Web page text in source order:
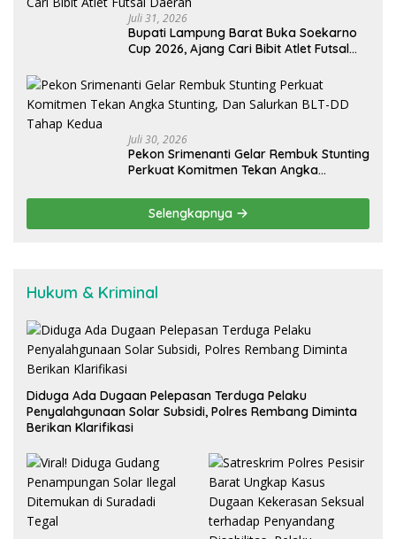
Juli 31, 2026
Bupati Lampung Barat Buka Soekarno
Cup 2026, Ajang Cari Bibit Atlet Futsal
Juli 30, 2026
Pekon Srimenanti Gelar Rembuk Stunting
Perkuat Komitmen Tekan Angka
Kedua
Selengkapnya
Hukum & Kriminal
Diduga Ada Dugaan Pelepasan Terduga Pelaku
Penyalahgunaan Solar Subsidi, Polres Rembang Diminta
Berikan Klarifikasi